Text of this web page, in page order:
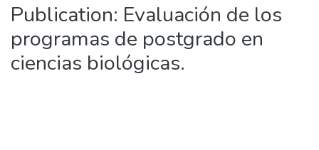
Publication: Evaluación de los
programas de postgrado en
ciencias biológicas.